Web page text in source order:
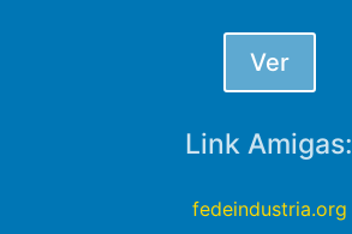
Ver
Link Amigas:
fedeindustria.org